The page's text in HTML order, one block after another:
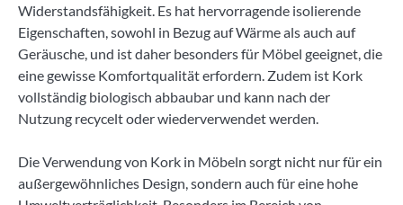
Widerstandsfähigkeit. Es hat hervorragende isolierende
Eigenschaften, sowohl in Bezug auf Wärme als auch auf
Geräusche, und ist daher besonders für Möbel geeignet, die
eine gewisse Komfortqualität erfordern. Zudem ist Kork
vollständig biologisch abbaubar und kann nach der
Nutzung recycelt oder wiederverwendet werden.
Die Verwendung von Kork in Möbeln sorgt nicht nur für ein
außergewöhnliches Design, sondern auch für eine hohe